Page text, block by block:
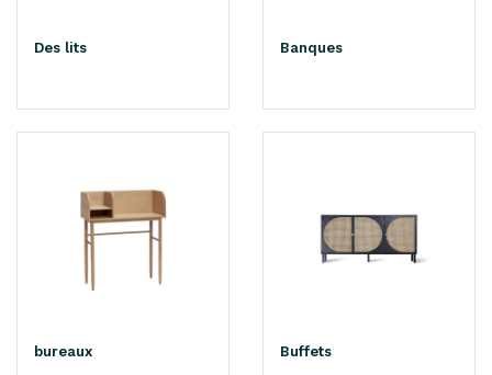
Des lits Banques
bureaux Buffets